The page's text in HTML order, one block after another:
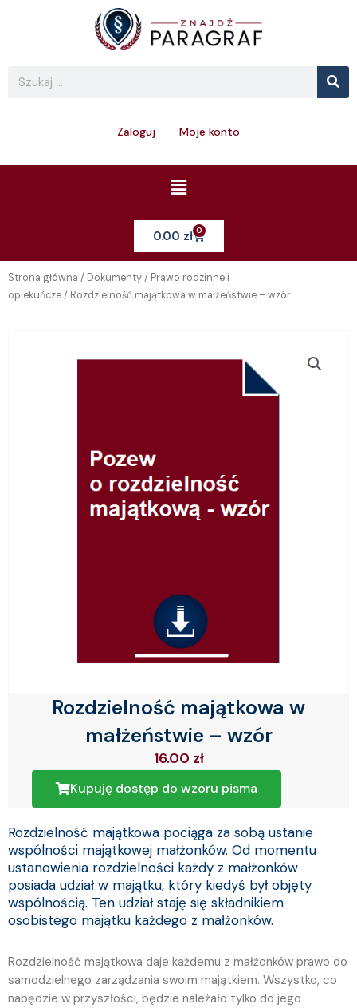
Search
Zaloguj Moje konto
Menu
0.00 zł 0Cart
Strona główna / Dokumenty/ Prawo rodzinne i
opiekuńcze/ Rozdzielność majątkowa w małżeństwie – wzór
Rozdzielność majątkowa w
małżeństwie – wzór
16.00 zł
Kupuję dostęp do wzoru pisma
Rozdzielność majątkowa pociąga za sobą ustanie
wspólności majątkowej małżonków. Od momentu
ustanowienia rozdzielności każdy z małżonków
posiada udział w majątku, który kiedyś był objęty
wspólnością. Ten udział staję się składnikiem
osobistego majątku każdego z małżonków.
Rozdzielność majątkowa daje każdemu z małżonków prawo do
samodzielnego zarządzania swoim majątkiem. Wszystko, co
nabędzie w przyszłości, będzie należało tylko do jego